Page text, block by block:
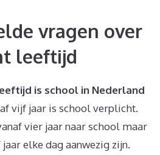
vragen over
leeftijd
is school in Nederland
vijf jaar is school verplicht.
vier jaar naar school maar
elke dag aanwezig zijn.